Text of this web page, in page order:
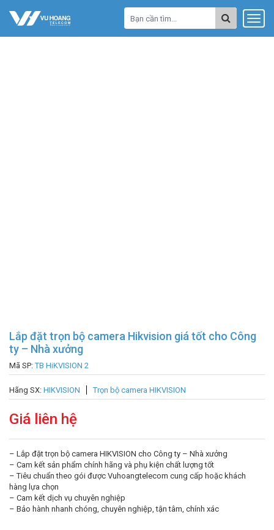
Lắp đặt trọn bộ camera Hikvision giá tốt cho Công
ty – Nhà xưởng
Mã SP:TB HiKVISION 2
Hãng SX: HIKVISION Trọn bộ camera HIKVISION
Giá liên hệ
– Lắp đặt trọn bộ camera HIKVISION cho Công ty – Nhà xưởng
– Cam kết sản phẩm chính hãng và phụ kiện chất lượng tốt
– Tiêu chuẩn theo gói được Vuhoangtelecom cung cấp hoặc khách
hàng lựa chọn
– Cam kết dịch vụ chuyên nghiệp
– Bảo hành nhanh chóng, chuyên nghiệp, tận tâm, chính xác